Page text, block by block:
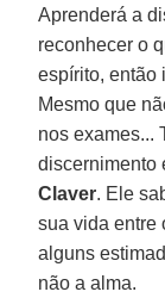
Aprenderá a
reconhecer o
espírito, então
Mesmo que
nos exames...
discernimento
Claver. Ele
sua vida entre
alguns
não a alma.